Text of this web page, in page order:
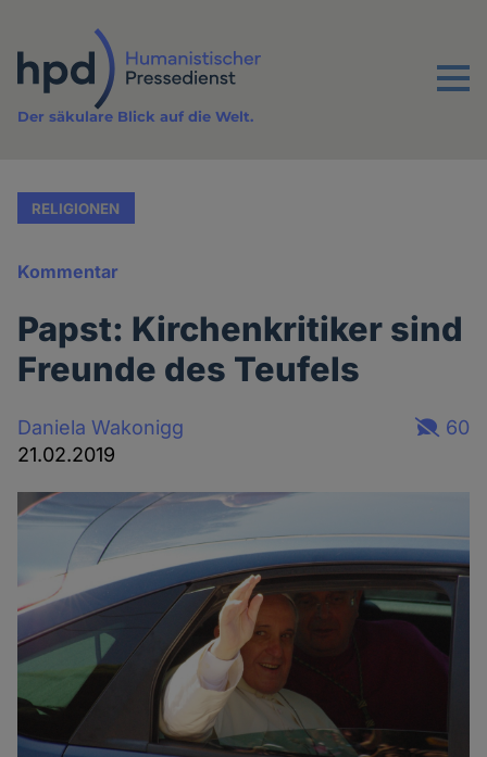
Inhalt
Menu
Der säkulare Blick auf die Welt.
RELIGIONEN
Kommentar
Papst: Kirchenkritiker sind
Freunde des Teufels
Daniela Wakonigg
21.02.2019
60